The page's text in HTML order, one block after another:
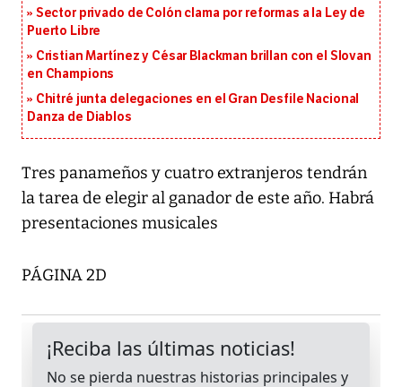
Sector privado de Colón clama por reformas a la Ley de
Puerto Libre
Cristian Martínez y César Blackman brillan con el Slovan
en Champions
Chitré junta delegaciones en el Gran Desfile Nacional
Danza de Diablos
Tres panameños y cuatro extranjeros tendrán
la tarea de elegir al ganador de este año. Habrá
presentaciones musicales
PÁGINA 2D